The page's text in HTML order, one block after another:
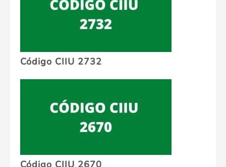
Código CIIU 2732
Código CIIU 2670